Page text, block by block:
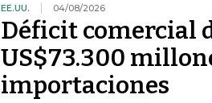
EE.UU. 04/08/2026
Déficit comercial
US$73.300
importaciones